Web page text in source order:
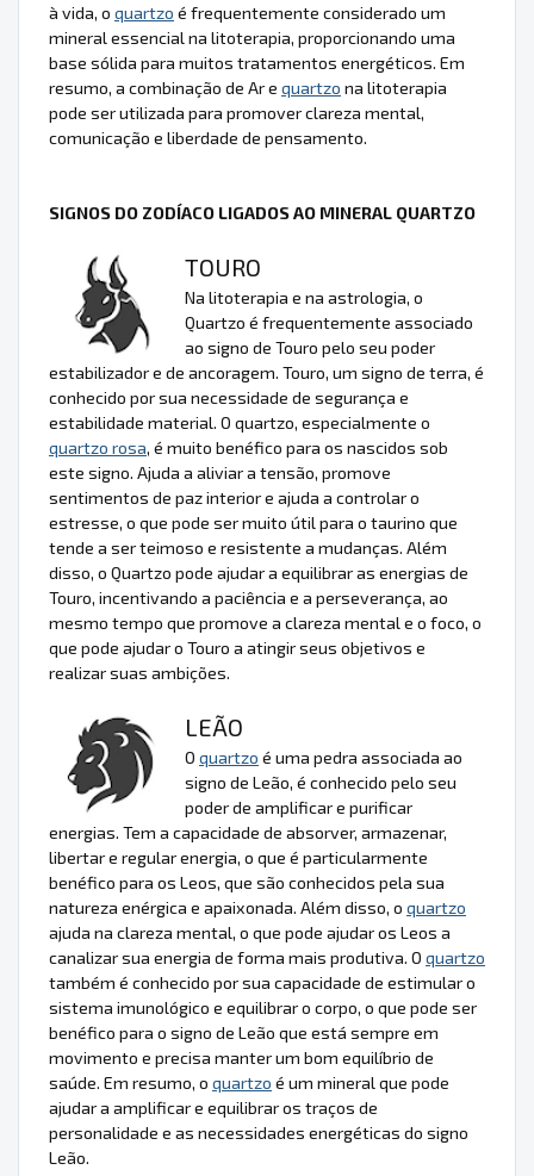
à vida, o quartzo é frequentemente considerado um
mineral essencial na litoterapia, proporcionando uma
base sólida para muitos tratamentos energéticos. Em
resumo, a combinação de Ar e quartzo na litoterapia
pode ser utilizada para promover clareza mental,
comunicação e liberdade de pensamento.
SIGNOS DO ZODÍACO LIGADOS AO MINERAL QUARTZO
TOURO
Na litoterapia e na astrologia, o
Quartzo é frequentemente associado
ao signo de Touro pelo seu poder
estabilizador e de ancoragem. Touro, um signo de terra, é
conhecido por sua necessidade de segurança e
estabilidade material. O quartzo, especialmente o
quartzo rosa, é muito benéfico para os nascidos sob
este signo. Ajuda a aliviar a tensão, promove
sentimentos de paz interior e ajuda a controlar o
estresse, o que pode ser muito útil para o taurino que
tende a ser teimoso e resistente a mudanças. Além
disso, o Quartzo pode ajudar a equilibrar as energias de
Touro, incentivando a paciência e a perseverança, ao
mesmo tempo que promove a clareza mental e o foco, o
que pode ajudar o Touro a atingir seus objetivos e
realizar suas ambições.
LEÃO
O quartzo é uma pedra associada ao
signo de Leão, é conhecido pelo seu
poder de amplificar e purificar
energias. Tem a capacidade de absorver, armazenar,
libertar e regular energia, o que é particularmente
benéfico para os Leos, que são conhecidos pela sua
natureza enérgica e apaixonada. Além disso, o quartzo
ajuda na clareza mental, o que pode ajudar os Leos a
canalizar sua energia de forma mais produtiva. O quartzo
também é conhecido por sua capacidade de estimular o
sistema imunológico e equilibrar o corpo, o que pode ser
benéfico para o signo de Leão que está sempre em
movimento e precisa manter um bom equilíbrio de
saúde. Em resumo, o quartzo é um mineral que pode
ajudar a amplificar e equilibrar os traços de
personalidade e as necessidades energéticas do signo
Leão.